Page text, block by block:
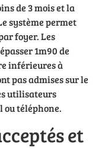
de 3 mois et la
système permet
foyer. Les
1m90 de
inférieures à
pas admises sur le
utilisateurs
téléphone.
et